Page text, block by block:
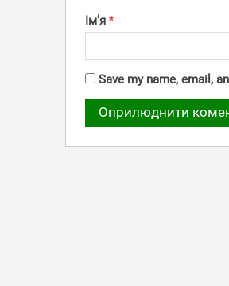
Ім’я *
Save my name, email,